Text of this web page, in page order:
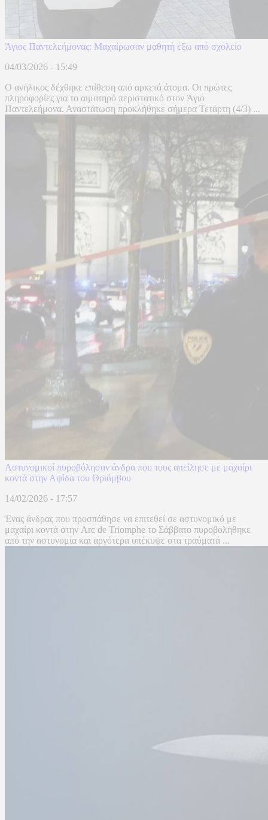
Άγιος Παντελεήμονας: Μαχαίρωσαν μαθητή έξω από σχολείο
04/03/2026 - 15:49
Ο ανήλικος δέχθηκε επίθεση από αρκετά άτομα. Οι πρώτες
πληροφορίες για το αιματηρό περιστατικό στον Άγιο
Παντελεήμονα. Αναστάτωση προκλήθηκε σήμερα Τετάρτη (4/3) ...
Αστυνομικοί πυροβόλησαν άνδρα που τους απείλησε με μαχαίρι
κοντά στην Αψίδα του Θριάμβου
14/02/2026 - 17:57
Ένας άνδρας που προσπάθησε να επιτεθεί σε αστυνομικό με
μαχαίρι κοντά στην Arc de Triomphe το Σάββατο πυροβολήθηκε
από την αστυνομία και αργότερα υπέκυψε στα τραύματά ...